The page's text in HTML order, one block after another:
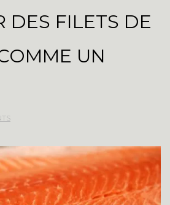
DES FILETS DE
UN